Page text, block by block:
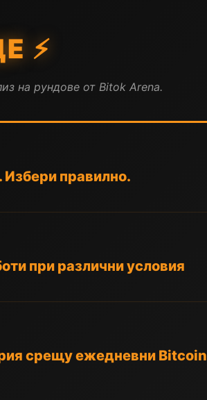
⚡
на рундове от Bitok Arena.
правилно.
при различни условия
срещу ежедневни Bitcoin